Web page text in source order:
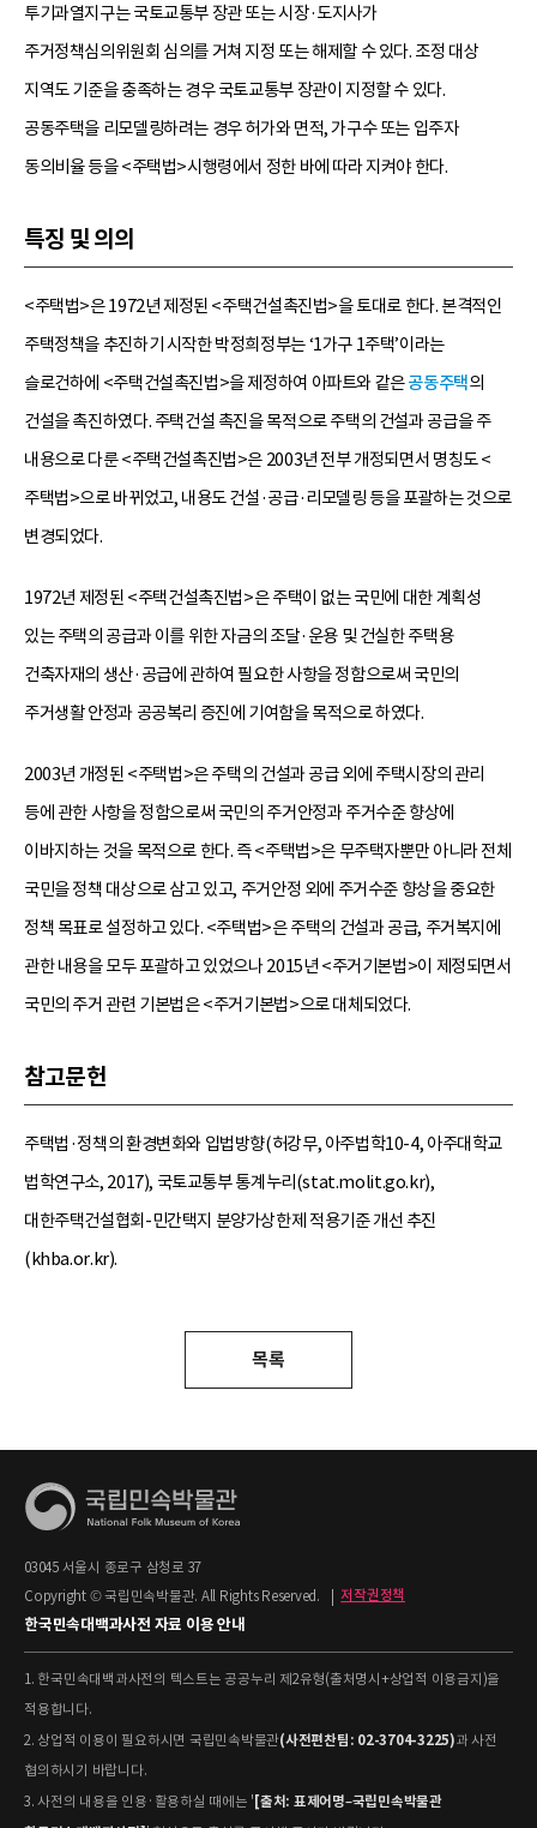
투기과열지구는 국토교통부 장관 또는 시장·도지사가
주거정책심의위원회 심의를 거쳐 지정 또는 해제할 수 있다. 조정 대상
지역도 기준을 충족하는 경우 국토교통부 장관이 지정할 수 있다.
공동주택을 리모델링하려는 경우 허가와 면적, 가구수 또는 입주자
동의비율 등을 <주택법>시행령에서 정한 바에 따라 지켜야 한다.
특징 및 의의
<주택법>은 1972년 제정된 <주택건설촉진법>을 토대로 한다. 본격적인
주택정책을 추진하기 시작한 박정희정부는 ‘1가구 1주택’이라는
슬로건하에 <주택건설촉진법>을 제정하여 아파트와 같은공동주택의
건설을 촉진하였다. 주택건설 촉진을 목적으로 주택의 건설과 공급을 주
내용으로 다룬 <주택건설촉진법>은 2003년 전부 개정되면서 명칭도 <
주택법>으로 바뀌었고, 내용도 건설·공급·리모델링 등을 포괄하는 것으로
변경되었다.
1972년 제정된 <주택건설촉진법>은 주택이 없는 국민에 대한 계획성
있는 주택의 공급과 이를 위한 자금의 조달·운용 및 건실한 주택용
건축자재의 생산·공급에 관하여 필요한 사항을 정함으로써 국민의
주거생활 안정과 공공복리 증진에 기여함을 목적으로 하였다.
2003년 개정된 <주택법>은 주택의 건설과 공급 외에 주택시장의 관리
등에 관한 사항을 정함으로써 국민의 주거안정과 주거수준 향상에
이바지하는 것을 목적으로 한다. 즉 <주택법>은 무주택자뿐만 아니라 전체
국민을 정책 대상으로 삼고 있고, 주거안정 외에 주거수준 향상을 중요한
정책 목표로 설정하고 있다. <주택법>은 주택의 건설과 공급, 주거복지에
관한 내용을 모두 포괄하고 있었으나 2015년 <주거기본법>이 제정되면서
국민의 주거 관련 기본법은 <주거기본법>으로 대체되었다.
참고문헌
주택법·정책의 환경변화와 입법방향(허강무, 아주법학10-4, 아주대학교
법학연구소, 2017), 국토교통부 통계누리(stat.molit.go.kr),
대한주택건설협회-민간택지 분양가상한제 적용기준 개선 추진
(khba.or.kr).
목록
03045 서울시 종로구 삼청로 37
Copyright © 국립민속박물관. All Rights Reserved.
저작권정책
한국민속대백과사전 자료 이용 안내
1. 한국민속대백과사전의 텍스트는 공공누리 제2유형(출처명시+상업적 이용금지)을
적용합니다.
2. 상업적 이용이 필요하시면 국립민속박물관(사전편찬팀: 02-3704-3225)과 사전
협의하시기 바랍니다.
3. 사전의 내용을 인용·활용하실 때에는 '[출처: 표제어명–국립민속박물관